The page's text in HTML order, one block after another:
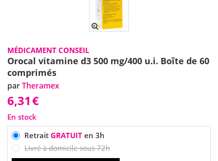
MÉDICAMENT CONSEIL
Orocal vitamine d3 500 mg/400 u.i. Boîte de 60
comprimés
parTheramex
6,31€
En stock
Retrait GRATUITen 3h
Livré à domicile sous 72h